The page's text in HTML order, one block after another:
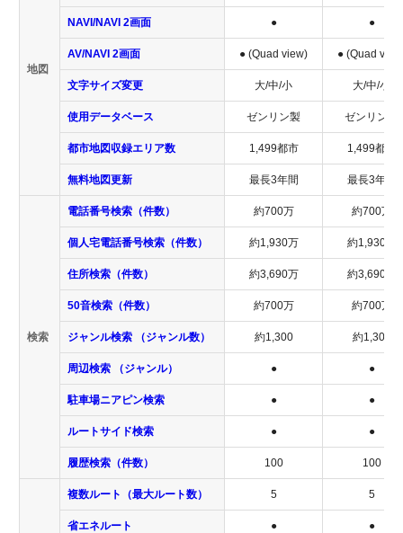
地図
NAVI/NAVI 2画面 ● ●
AV/NAVI 2画面 ● (Quad view) ● (Quad
文字サイズ変更 大/中/小 大/中/小
使用データベース ゼンリン製 ゼンリン製
都市地図収録エリア数 1,499都市 1,499都市
無料地図更新 最長3年間 最長3年間
検索
電話番号検索（件数） 約700万 約700万
個人宅電話番号検索（件数） 約1,930万 約1,930万
住所検索（件数） 約3,690万 約3,690万
50音検索（件数） 約700万 約700万
ジャンル検索 （ジャンル数） 約1,300 約1,300
周辺検索 （ジャンル） ● ●
駐車場ニアピン検索 ● ●
ルートサイド検索 ● ●
履歴検索（件数） 100 100
複数ルート（最大ルート数） 5 5
省エネルート ● ●